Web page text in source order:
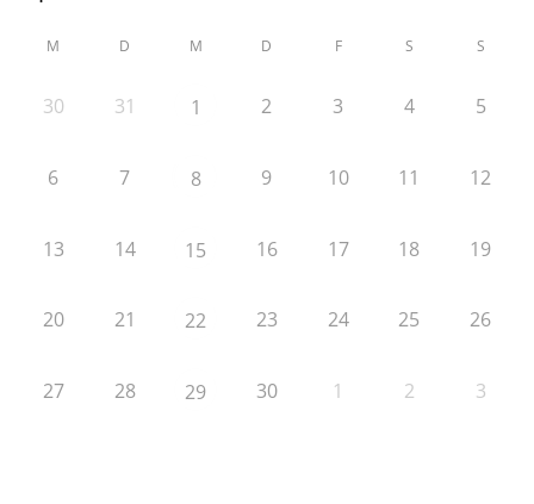
M D M D F S S
30 31 1 2 3 4 5
6 7 8 9 10 11 12
13 14 15 16 17 18 19
20 21 22 23 24 25 26
27 28 29 30 1 2 3